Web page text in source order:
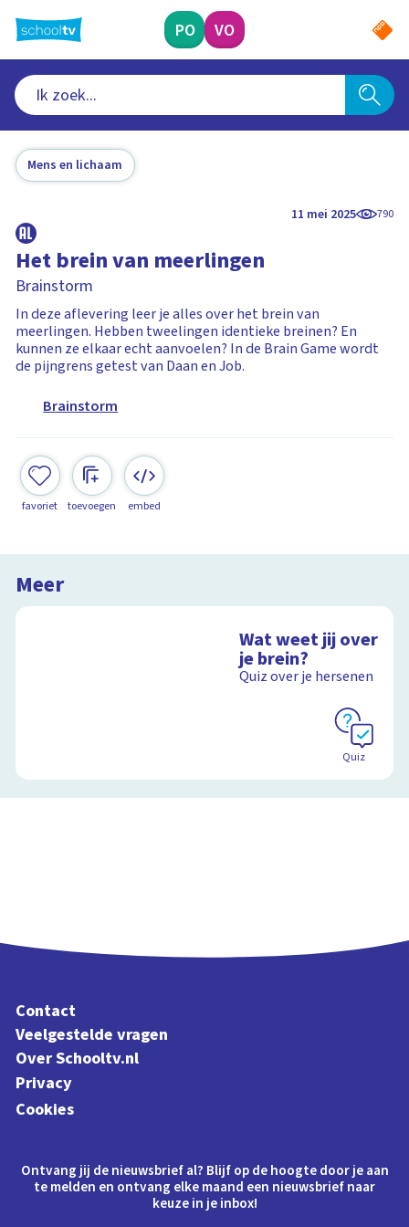
naar
hoofdinhoud
PO VO
Mens en lichaam
11 mei 2025 790
Het brein van meerlingen
Brainstorm
In deze aflevering leer je alles over het brein van
meerlingen. Hebben tweelingen identieke breinen? En
kunnen ze elkaar echt aanvoelen? In de Brain Game wordt
de pijngrens getest van Daan en Job.
Brainstorm
favoriet toevoegen embed
Meer
Wat weet jij over
je brein?
Quiz over je hersenen
Quiz
Contact
Veelgestelde vragen
Over Schooltv.nl
Privacy
Cookies
Ontvang jij de nieuwsbrief al? Blijf op de hoogte door je aan
te melden en ontvang elke maand een nieuwsbrief naar
keuze in je inbox!